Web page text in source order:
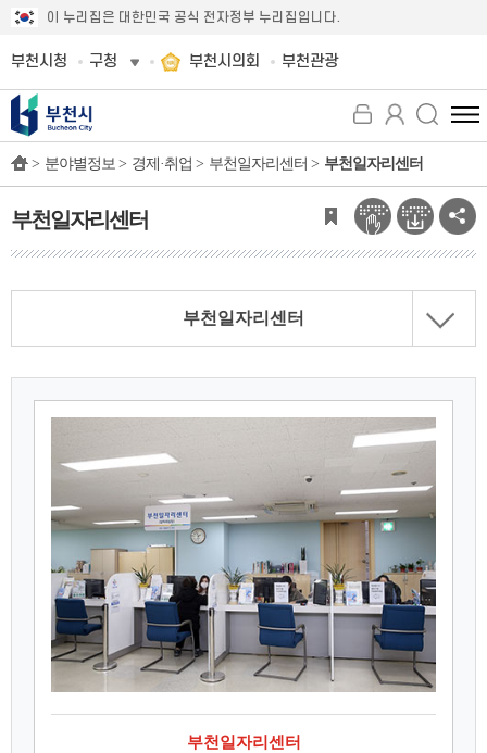
이 누리집은 대한민국 공식 전자정부 누리집입니다.
부천시청 구청 부천시의회 부천관광
전
체
뉴
보
기
> 분야별정보 > 경제·취업 > 부천일자리센터 > 부천일자리센터
부천일자리센터
부천일자리센터
부천일자리센터